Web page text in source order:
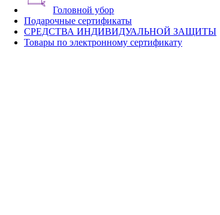
Головной убор
Подарочные сертификаты
СРЕДСТВА ИНДИВИДУАЛЬНОЙ ЗАЩИТЫ
Товары по электронному сертификату